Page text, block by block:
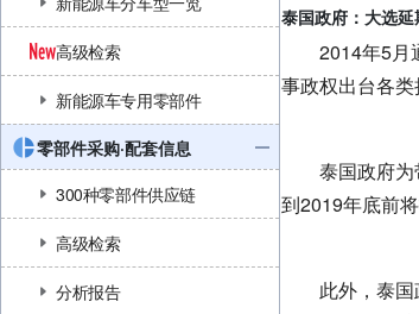
高级检索
新能源车专用零部件
零部件采购·配套信息
300种零部件供应链
高级检索
分析报告
泰国政府：大选
2014年5月通
事政权出台各
泰国政府为带
到2019年底前将
此外，泰国